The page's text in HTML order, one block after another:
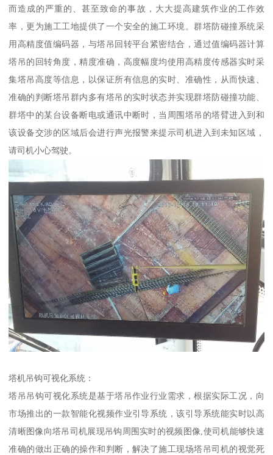
而造成的严重的、甚至致命的事故，大大提高建筑作业的工作效
率，更为施工工地提供了一个安全的施工环境。群塔防碰撞系统采
用高精度值编码器，与塔吊回转平台紧密结合，通过值编码器计算
塔吊的回转角度，精度准确，高度幅度均使用高精度传感器实时采
集塔吊高度等信息，以保证所有信息的实时、准确性，从而快速、
准确的判断塔吊群内多有塔吊的实时状态并实现群塔防碰撞功能、
群塔中的某台设备断电或通讯中断时，当周围塔吊的塔臂进入到和
该设备交涉的区域后会进行声光报警来提示司机进入到未知区域，
请司机小心驾驶。
塔机吊钩可视化系统：
塔吊吊钩可视化系统是基于塔吊作业行业需求，根据实际工况，向
市场推出的一款智能化视频作业引导系统，该引导系统能实时以高
清晰图像向塔吊司机展现吊钩周围实时的视频图像,使司机能够快速
准确的做出正确的操作和判断，解决了施工现场塔吊司机的视觉死